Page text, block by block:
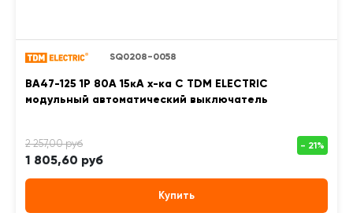
SQ0208-0058
ВА47-125 1Р 80А 15кА х-ка С TDM ELECTRIC
модульный автоматический выключатель
1 805,60 руб
Купить